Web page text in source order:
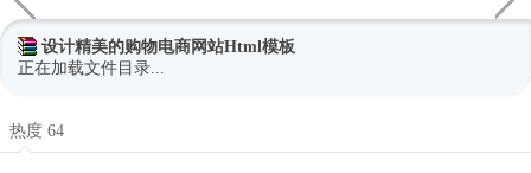
设计精美的购物电商网站Html模板
正在加载文件目录...
热度 64